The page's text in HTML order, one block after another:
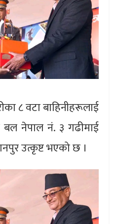
८ वटा बाहिनीहरूलाई
बल नेपाल नं. ३ गढीमाई
उत्कृष्ट भएको छ ।